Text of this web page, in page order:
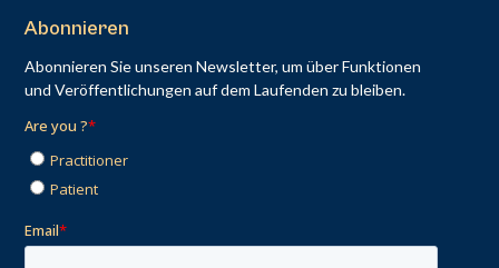
Abonnieren
Abonnieren Sie unseren Newsletter, um über Funktionen
und Veröffentlichungen auf dem Laufenden zu bleiben.